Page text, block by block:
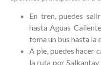
En tren, puedes
hasta Aguas
toma un bus hasta
A pie, puedes hacer
la ruta por